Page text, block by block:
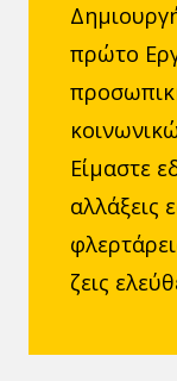
πρώτο
Είμαστε
αλλάξεις
ζεις